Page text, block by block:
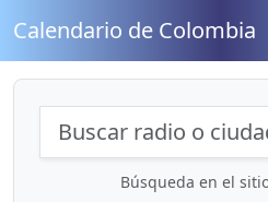
Calendario de Colombia
Búsqueda de
Búsqueda en el